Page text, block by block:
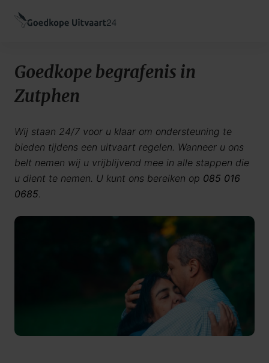
Goedkope begrafenis in
Zutphen
Wij staan 24/7 voor u klaar om ondersteuning te
bieden tijdens een uitvaart regelen. Wanneer u ons
belt nemen wij u vrijblijvend mee in alle stappen die
u dient te nemen. U kunt ons bereiken op 085 016
0685.